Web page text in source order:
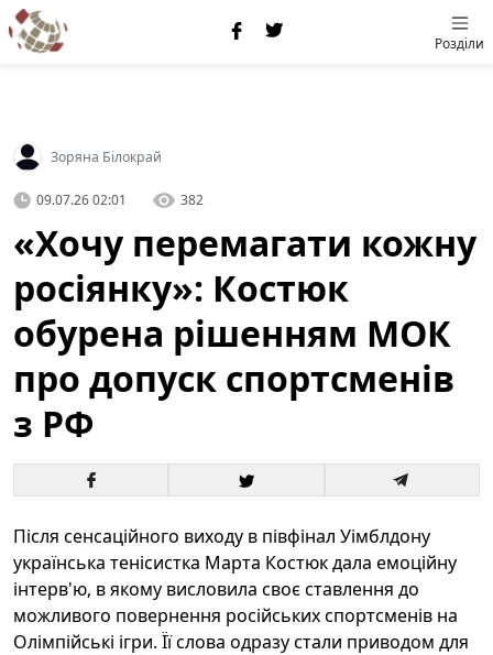
Розділи
Зоряна Білокрай
09.07.26 02:01 382
«Хочу перемагати кожну
росіянку»: Костюк
обурена рішенням МОК
про допуск спортсменів
з РФ
Після сенсаційного виходу в півфінал Уімблдону
українська тенісистка Марта Костюк дала емоційну
інтерв'ю, в якому висловила своє ставлення до
можливого повернення російських спортсменів на
Олімпійські ігри. Її слова одразу стали приводом для